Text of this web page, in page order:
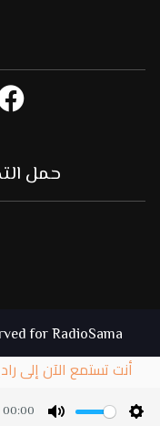
حمل
for RadioSama
أنت تستمع الآن إلى
00:00